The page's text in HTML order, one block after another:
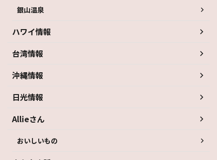
銀山温泉
ハワイ情報
台湾情報
沖縄情報
日光情報
Allieさん
おいしいもの